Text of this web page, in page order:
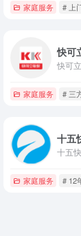
家庭服务 # 上
快可
家庭服务 # 三
十五
家庭服务 # 12